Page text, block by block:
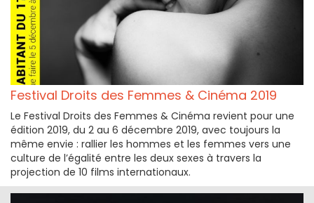
Festival Droits des Femmes & Cinéma 2019
Le Festival Droits des Femmes & Cinéma revient pour une
édition 2019, du 2 au 6 décembre 2019, avec toujours la
même envie : rallier les hommes et les femmes vers une
culture de l’égalité entre les deux sexes à travers la
projection de 10 films internationaux.